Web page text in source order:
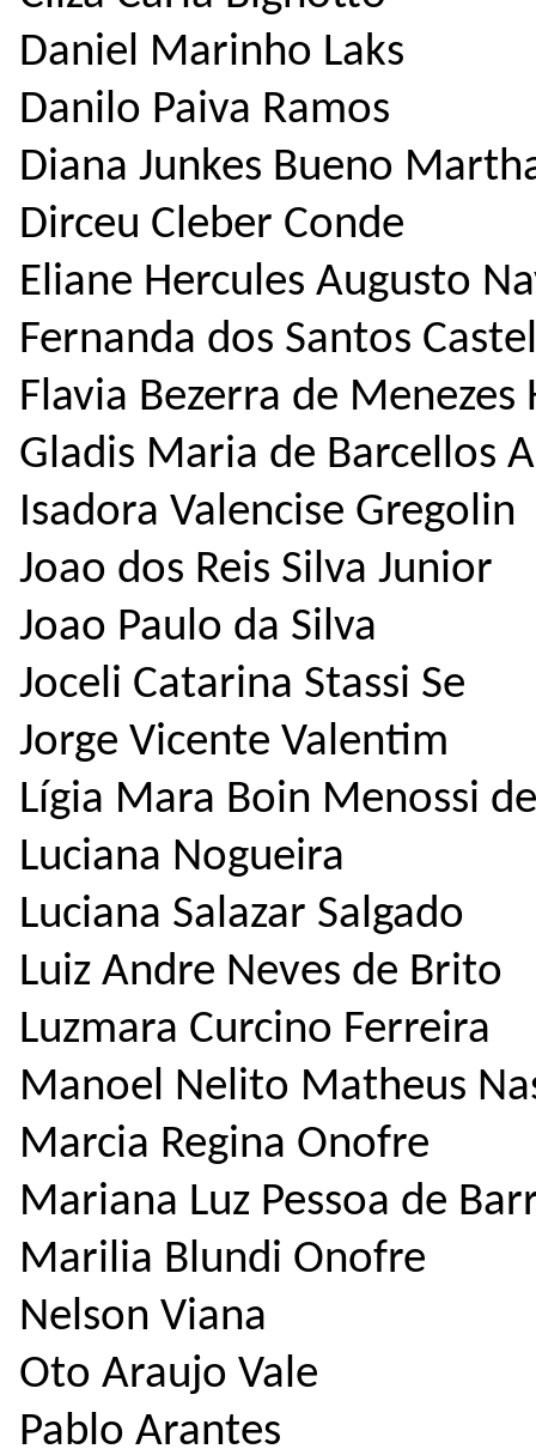
Daniel Marinho Laks
Danilo Paiva Ramos
Diana Junkes Bueno
Dirceu Cleber Conde
Eliane Hercules Augusto
Fernanda dos Santos
Flavia Bezerra de Menezes
Gladis Maria de Barcellos
Isadora Valencise Gregolin
Joao dos Reis Silva Junior
Joao Paulo da Silva
Joceli Catarina Stassi Se
Jorge Vicente Valentim
Lígia Mara Boin Menossi
Luciana Nogueira
Luciana Salazar Salgado
Luiz Andre Neves de Brito
Luzmara Curcino Ferreira
Manoel Nelito Matheus
Marcia Regina Onofre
Mariana Luz Pessoa de
Marilia Blundi Onofre
Nelson Viana
Oto Araujo Vale
Pablo Arantes